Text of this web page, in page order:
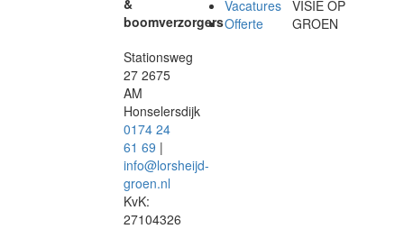
&
boomverzorgers
Stationsweg
27 2675
AM
Honselersdijk
0174 24
61 69 |
info@lorsheijd-
groen.nl
KvK:
27104326
Vacatures
Offerte
VISIE OP
GROEN